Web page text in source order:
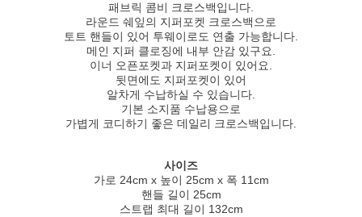
패브릭 콤비 크로스백입니다.
라운드 쉐잎의 지퍼포켓 크로스백으로
토트 핸들이 있어 투웨이로도 연출 가능합니다.
메인 지퍼 클로징에 내부 안감 있구요.
이너 오픈포켓과 지퍼포켓이 있어요.
뒷면에도 지퍼포켓이 있어
알차게 수납하실 수 있습니다.
기본 소지품 수납용으로
가볍게 코디하기 좋은 데일리 크로스백입니다.
사이즈
가로 24cm x 높이 25cm x 폭 11cm
핸들 길이 25cm
스트랩 최대 길이 132cm